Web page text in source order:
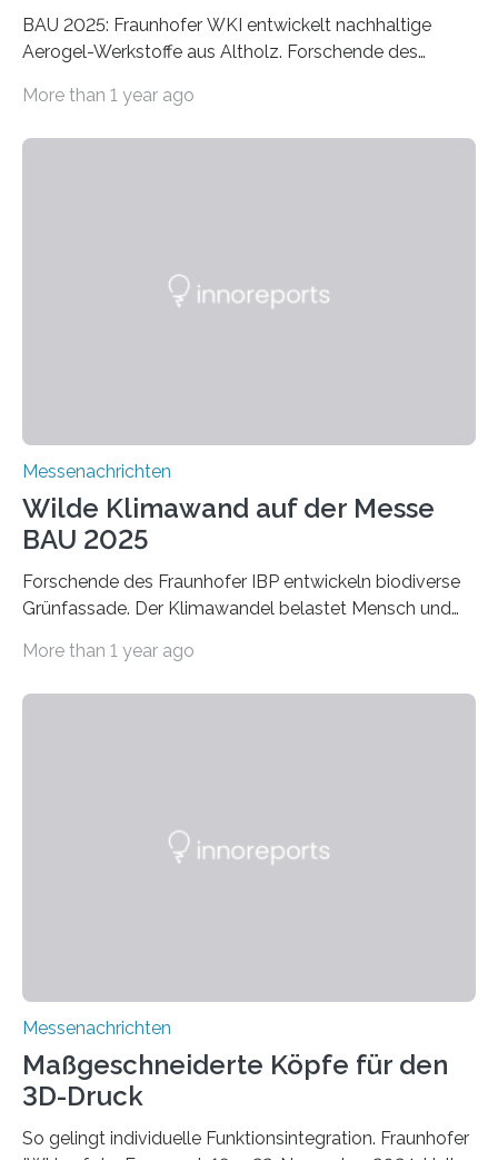
BAU 2025: Fraunhofer WKI entwickelt nachhaltige
Aerogel-Werkstoffe aus Altholz. Forschende des
ein Projekt zur Entwicklung innovativer Aerogele aus
für Filtermaterialien. Sie zeichnen sich durch eine
More than 1 year ago
Messenachrichten
Wilde Klimawand auf der Messe
BAU 2025
Forschende des Fraunhofer IBP entwickeln biodiverse
Grünfassade. Der Klimawandel belastet Mensch und
Sommer unter hohen Temperaturen und der
Zusammenarbeit mit dem Institut für Akustik und
More than 1 year ago
Messenachrichten
Maßgeschneiderte Köpfe für den
3D-Druck
So gelingt individuelle Funktionsintegration. Fraunhofer